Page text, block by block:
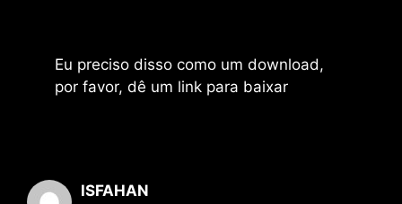
Eu preciso disso como um download,
por favor, dê um link para baixar
ISFAHAN